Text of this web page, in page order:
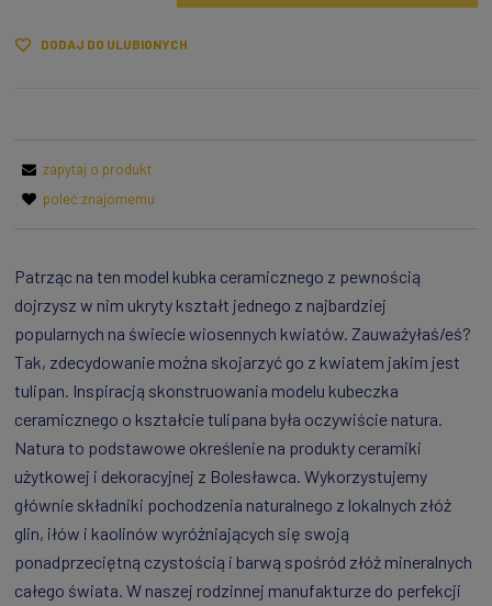
DODAJ DO ULUBIONYCH
zapytaj o produkt
poleć znajomemu
Patrząc na ten model kubka ceramicznego z pewnością
dojrzysz w nim ukryty kształt jednego z najbardziej
popularnych na świecie wiosennych kwiatów. Zauważyłaś/eś?
Tak, zdecydowanie można skojarzyć go z kwiatem jakim jest
tulipan. Inspiracją skonstruowania modelu kubeczka
ceramicznego o kształcie tulipana była oczywiście natura.
Natura to podstawowe określenie na produkty ceramiki
użytkowej i dekoracyjnej z Bolesławca. Wykorzystujemy
głównie składniki pochodzenia naturalnego z lokalnych złóż
glin, iłów i kaolinów wyróżniających się swoją
ponadprzeciętną czystością i barwą spośród złóż mineralnych
całego świata. W naszej rodzinnej manufakturze do perfekcji